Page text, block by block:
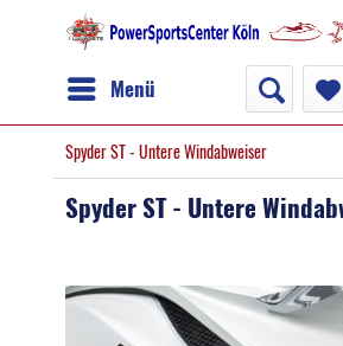
Menü
Spyder ST - Untere Windabweiser
Spyder ST - Untere